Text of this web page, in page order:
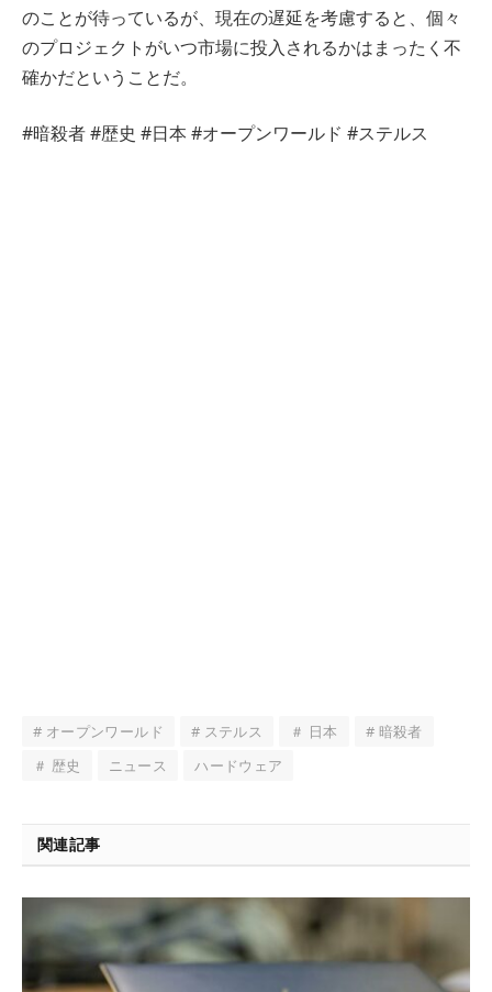
のことが待っているが、現在の遅延を考慮すると、個々
のプロジェクトがいつ市場に投入されるかはまったく不
確かだということだ。
#暗殺者 #歴史 #日本 #オープンワールド #ステルス
# オープンワールド # ステルス ＃ 日本
# 暗殺者
＃ 歴史
ニュース ハードウェア
関連記事